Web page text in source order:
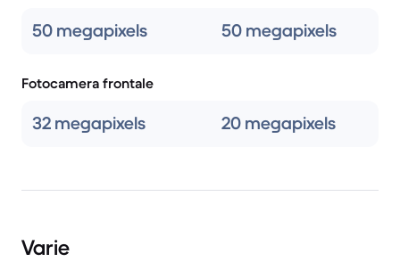
50 megapixels 50 megapixels
Fotocamera frontale
32 megapixels 20 megapixels
Varie